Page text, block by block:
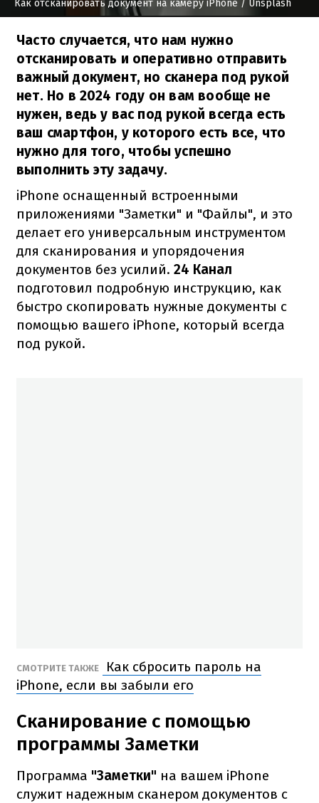
Как отсканировать документ на камеру iPhone / Unsplash
Часто случается, что нам нужно
отсканировать и оперативно отправить
важный документ, но сканера под рукой
нет. Но в 2024 году он вам вообще не
нужен, ведь у вас под рукой всегда есть
ваш смартфон, у которого есть все, что
нужно для того, чтобы успешно
выполнить эту задачу.
iPhone оснащенный встроенными
приложениями "Заметки" и "Файлы", и это
делает его универсальным инструментом
для сканирования и упорядочения
документов без усилий. 24 Канал
подготовил подробную инструкцию, как
быстро скопировать нужные документы с
помощью вашего iPhone, который всегда
под рукой.
СМОТРИТЕ ТАКЖЕ
Как сбросить пароль на
iPhone, если вы забыли его
Сканирование с помощью
программы Заметки
Программа "Заметки" на вашем iPhone
служит надежным сканером документов с